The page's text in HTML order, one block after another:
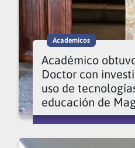
Academicos
Académico
Doctor con
uso de
educación de